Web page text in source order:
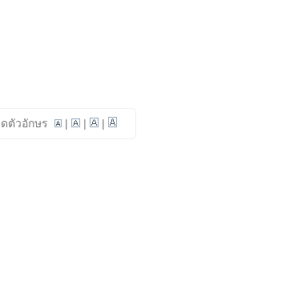
ตัวอักษร | | |